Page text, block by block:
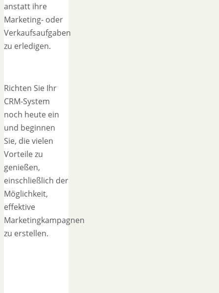
anstatt ihre
Marketing- oder
Verkaufsaufgaben
zu erledigen.
Richten Sie Ihr
CRM-System
noch heute ein
und beginnen
Sie, die vielen
Vorteile zu
genießen,
einschließlich der
Möglichkeit,
effektive
Marketingkampagnen
zu erstellen.